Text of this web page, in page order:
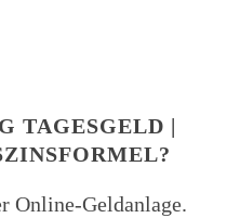
TAGESGELD |
Online-Geldanlage.